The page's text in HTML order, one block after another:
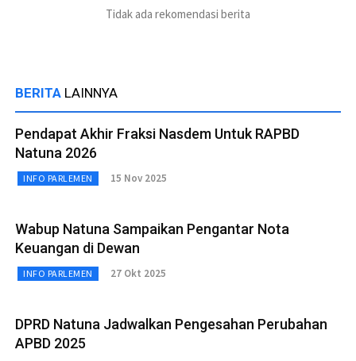
Tidak ada rekomendasi berita
BERITA LAINNYA
Pendapat Akhir Fraksi Nasdem Untuk RAPBD
Natuna 2026
INFO PARLEMEN 15 Nov 2025
Wabup Natuna Sampaikan Pengantar Nota
Keuangan di Dewan
INFO PARLEMEN 27 Okt 2025
DPRD Natuna Jadwalkan Pengesahan Perubahan
APBD 2025